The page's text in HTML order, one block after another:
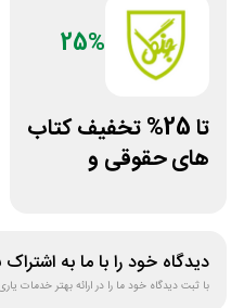
25%
تا 25% تخفیف کتاب
های حقوقی و
دیدگاه خود را با ما به اشتراک
با ثبت دیدگاه خود ما را در ارائه بهتر خدمات